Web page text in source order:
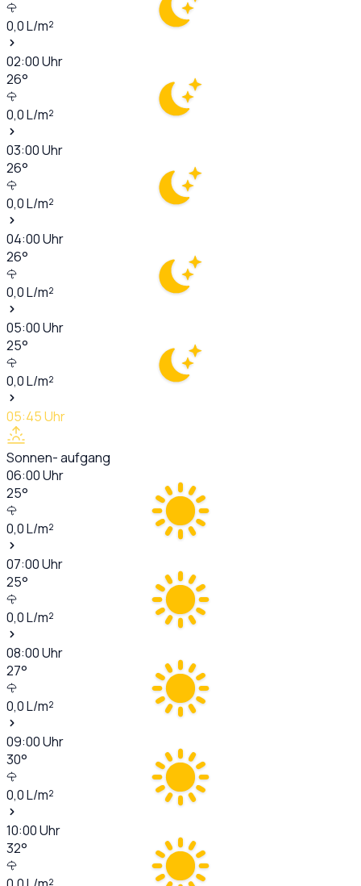
0,0L/m²
02:00Uhr
26°
0,0L/m²
03:00Uhr
26°
0,0L/m²
04:00Uhr
26°
0,0L/m²
05:00Uhr
25°
0,0L/m²
05:45Uhr
Sonnen- aufgang
06:00Uhr
25°
0,0L/m²
07:00Uhr
25°
0,0L/m²
08:00Uhr
27°
0,0L/m²
09:00Uhr
30°
0,0L/m²
10:00Uhr
32°